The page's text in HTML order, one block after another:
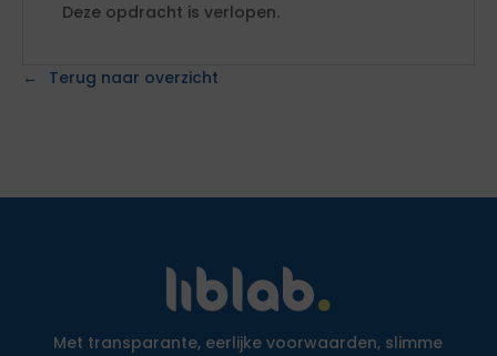
Deze opdracht is verlopen.
Terug naar overzicht
Met transparante, eerlijke voorwaarden, slimme